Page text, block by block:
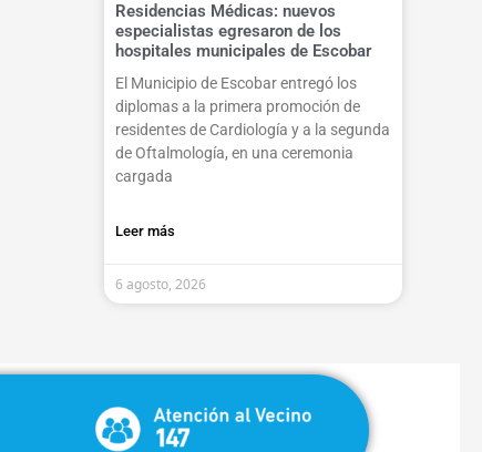
Residencias Médicas: nuevos
especialistas egresaron de los
hospitales municipales de Escobar
El Municipio de Escobar entregó los
diplomas a la primera promoción de
residentes de Cardiología y a la segunda
de Oftalmología, en una ceremonia
cargada
Leer más
6 agosto, 2026